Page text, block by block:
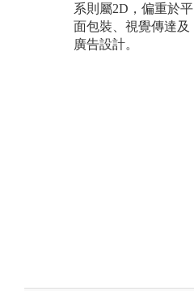
系則屬2D，偏重於平
面包裝、視覺傳達及
廣告設計。